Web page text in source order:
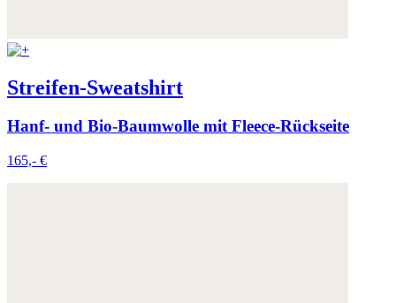
Streifen-Sweatshirt
Hanf- und Bio-Baumwolle mit Fleece-Rückseite
165,- €